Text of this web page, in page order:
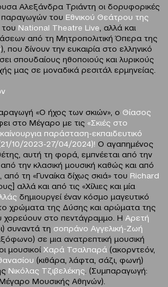
Αλεξάνδρα Τριάντη οι δορυφορικές
παραγωγών του Εθνικού Θεάτρου της
του National Theatre Live , αλλά και
από τη Μητροπολιτική Όπερα της
), που δίνουν την ευκαιρία στο ελληνικό
σπουδαίους ηθοποιούς και λυρικούς
μας σε μοναδικά ρεσιτάλ ερμηνείας.
«Ο ήχος των σκιών», ο Θίασος
στο Μέγαρο με τις «Σκιές στο
παράσταση-εκπαιδευτικό
10/2023-27/04/2024)! Ο αγαπημένος
αυτή τη φορά, εμπνέεται από την
την κλασική μουσική καθώς και από
τη «Γυναίκα δίχως σκιά» του Richard
αλλά και από τις «Χίλιες και μία
δημιουργεί έναν κόσμο μαγευτικό
χρώματα της Δύσης και αρώματα της
χορεύουν στο πεντάγραμμο. Η Αρετή
συναντά τη σοπράνο Αγγελική-Ζωή
σε μια ανατρεπτική μουσική
μουσικοί Χαρά Τσαλπαρά (ακορντεόν,
(κιθάρα, λάφτα, σάζι, φωνή)
Νικόλας Τζιβελέκης . (Συμπαραγωγή:
Μουσικής Αθηνών).